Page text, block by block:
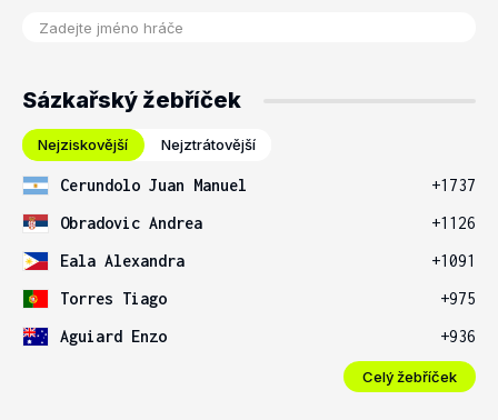
Sázkařský žebříček
Nejziskovější Nejztrátovější
Cerundolo Juan Manuel
+1737
Obradovic Andrea
+1126
Eala Alexandra
+1091
Torres Tiago
+975
Aguiard Enzo
+936
Celý žebříček